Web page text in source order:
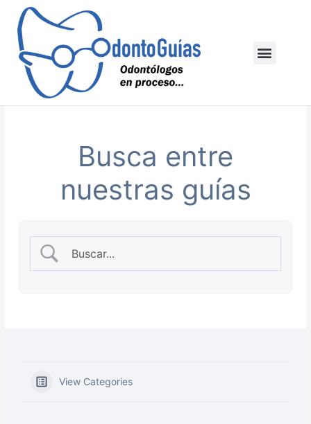
contenido
Menu
Busca entre
nuestras guías
View Categories